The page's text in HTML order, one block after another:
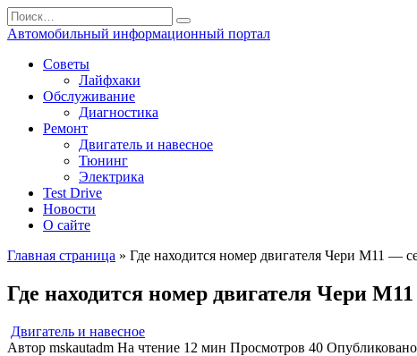
Перейти
к
Search
for:
Автомобильный информационный портал
Советы
Лайфхаки
Обслуживание
Диагностика
Ремонт
Двигатель и навесное
Тюнинг
Электрика
Test Drive
Новости
О сайте
Главная страница » Где находится номер двигателя Чери М11 —
Где находится номер двигателя Чери
Двигатель и навесное
Автор mskautadm На чтение 12 мин Просмотров 40 Опубликовано